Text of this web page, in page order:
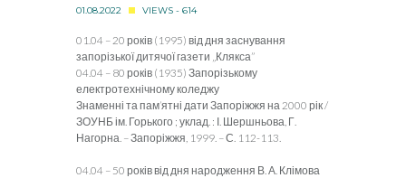
01.08.2022 VIEWS - 614
01.04 – 20 років (1995) від дня заснування
запорізької дитячої газети „Клякса”
04.04 – 80 років (1935) Запорізькому
електротехнічному коледжу
Знаменні та пам’ятні дати Запоріжжя на 2000 рік /
ЗОУНБ ім. Горького ; уклад. : І. Шершньова, Г.
Нагорна. – Запоріжжя, 1999. – С. 112-113.
04.04 – 50 років від дня народження В. А. Клімова